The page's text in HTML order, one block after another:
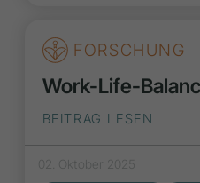
FORSCHUNG
Work-Life-
BEITRAG LESEN
02. Oktober 2025